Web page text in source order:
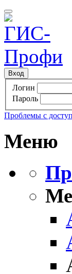
Вход
Логин
Пароль
Проблемы с
Меню